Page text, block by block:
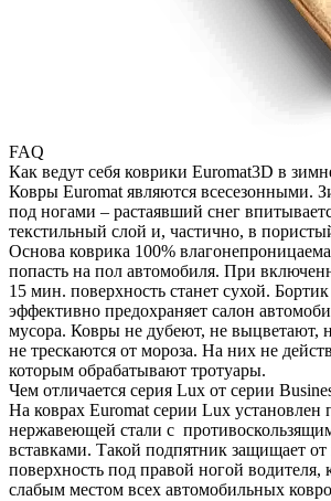
FAQ
Как ведут себя коврики Euromat3D в
Ковры Euromat являются всесезонными.
под ногами – растаявший снег
текстильный слой и, частично, в
Основа коврика 100%
попасть на пол автомобиля. При
15 мин. поверхность станет сухой.
эффективно предохраняет салон
мусора. Ковры не дубеют, не выцветают,
не трескаются от мороза. На них не
которым обрабатывают тротуары.
Чем отличается серия Lux от серии
На коврах Euromat серии Lux установлен
нержавеющей стали с
вставками. Такой подпятник защищает
поверхность под правой ногой водителя,
слабым местом всех автомобильных